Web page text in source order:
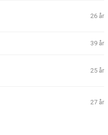
26 år
39 år
25 år
27 år